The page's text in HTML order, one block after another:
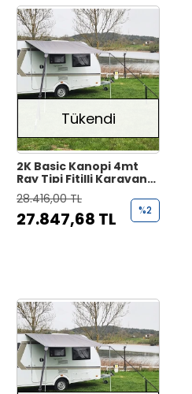
Tükendi
2K Basic Kanopi 4mt
Ray Tipi Fitilli Karavan
Tente
28.416,00 TL
27.847,68 TL %2